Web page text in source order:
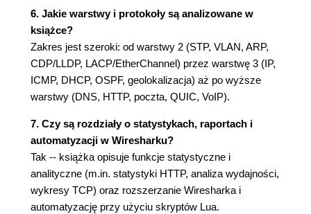
Problemy z protokołem ARP (ARP poisoning i
MiTM)
MAC flooding (przepełnienie tablicy CAM)
Wykrywanie STP manipulation
Użyteczne filtry
Rozdział 5. Przechwytywanie i analiza ruchu w
warstwie trzeciej OSI
Wstęp
Analiza pakietów IP
Analiza TTL i Hop Limit
Analiza polecenia traceroute
6. Jakie warstwy i protokoły są analizowane w
książce?
Zakres jest szeroki: od warstwy 2 (STP, VLAN, ARP,
CDP/LLDP, LACP/EtherChannel) przez warstwę 3 (IP,
ICMP, DHCP, OSPF, geolokalizacja) aż po wyższe
warstwy (DNS, HTTP, poczta, QUIC, VoIP).
7. Czy są rozdziały o statystykach, raportach i
automatyzacji w Wiresharku?
Tak -- książka opisuje funkcje statystyczne i
analityczne (m.in. statystyki HTTP, analiza wydajności,
wykresy TCP) oraz rozszerzanie Wiresharka i
automatyzację przy użyciu skryptów Lua.